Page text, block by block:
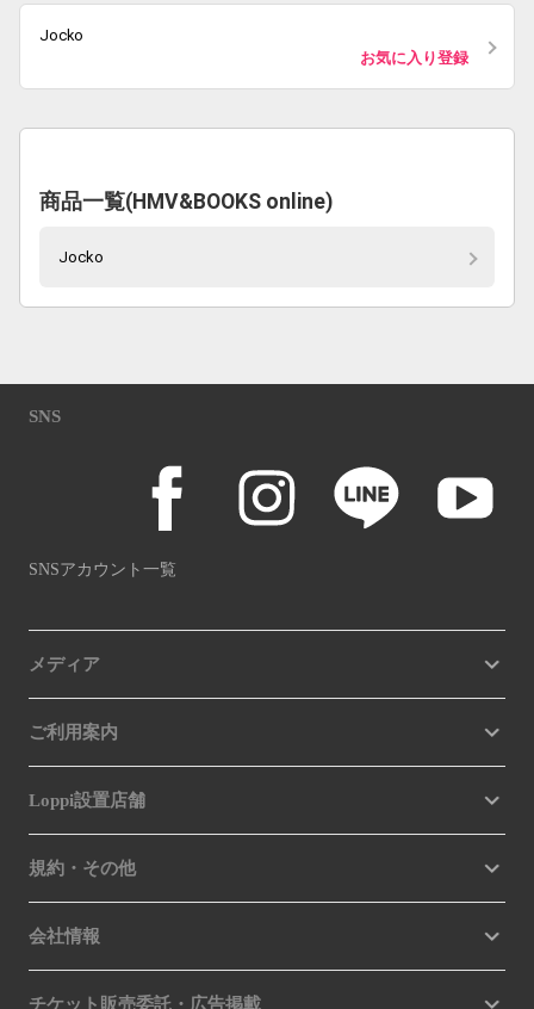
Jocko
お気に入り登録
商品一覧(HMV&BOOKS online)
Jocko
SNS
SNSアカウント一覧
メディア
ご利用案内
Loppi設置店舗
規約・その他
会社情報
チケット販売委託・広告掲載